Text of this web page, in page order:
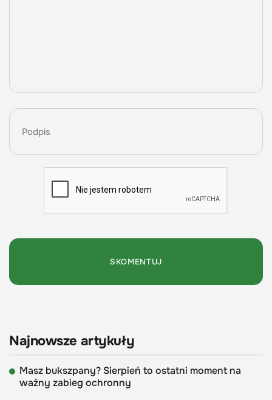
Najnowsze artykuły
Masz bukszpany? Sierpień to ostatni moment na
ważny zabieg ochronny